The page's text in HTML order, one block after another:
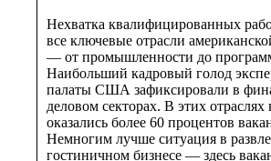
Нехватка квалифицированных
все ключевые отрасли
— от промышленности до
Наибольший кадровый голод
палаты США зафиксировали в
деловом секторах. В этих отраслях
оказались более 60 процентов
Немногим лучше ситуация в
гостиничном бизнесе — здесь